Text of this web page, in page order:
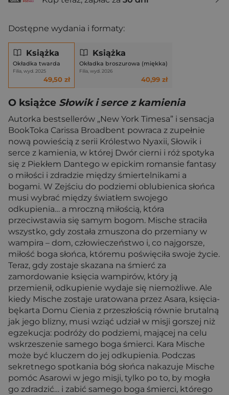
Dostępne wydania i formaty:
Książka
Okładka twarda
Filia, wyd. 2025
49,50 zł
Książka
Okładka broszurowa (miękka)
Filia, wyd. 2026
40,99 zł
O książce Słowik i serce z kamienia
Autorka bestsellerów „New York Timesa” i sensacja
BookToka Carissa Broadbent powraca z zupełnie
nową powieścią z serii Królestwo Nyaxii, Słowik i
serce z kamienia, w której Dwór cierni i róż spotyka
się z Piekłem Dantego w epickim romansie fantasy
o miłości i zdradzie między śmiertelnikami a
bogami. W Zejściu do podziemi oblubienica słońca
musi wybrać między światłem swojego
odkupienia… a mroczną miłością, która
przeciwstawia się samym bogom. Mische straciła
wszystko, gdy została zmuszona do przemiany w
wampira – dom, człowieczeństwo i, co najgorsze,
miłość boga słońca, któremu poświęciła swoje życie.
Teraz, gdy zostaje skazana na śmierć za
zamordowanie księcia wampirów, który ją
przemienił, odkupienie wydaje się niemożliwe. Ale
kiedy Mische zostaje uratowana przez Asara, księcia-
bękarta Domu Cienia z przeszłością równie brutalną
jak jego blizny, musi wziąć udział w misji gorszej niż
egzekucja: podróży do podziemi, mającej na celu
wskrzeszenie samego boga śmierci. Kara Mische
może być kluczem do jej odkupienia. Podczas
sekretnego spotkania bóg słońca nakazuje Mische
pomóc Asarowi w jego misji, tylko po to, by mogła
go zdradzić… i zabić samego boga śmierci, którego